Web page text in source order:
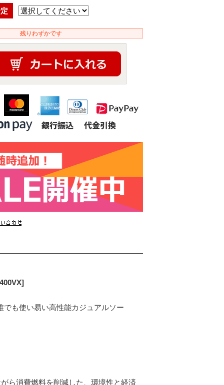
残りわずかです
も使い易い高性能カジュアルソー
ら消費燃料を削減した、環境性と経済